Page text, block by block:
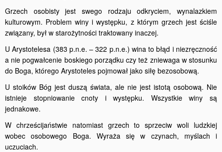
Grzech osobisty jest swego rodzaju odkryciem, wynalazkiem
kulturowym. Problem winy i występku, z którym grzech jest ściśle
związany, był w starożytności traktowany inaczej.
U Arystotelesa (383 p.n.e. – 322 p.n.e.) wina to błąd i niezręczność
a nie pogwałcenie boskiego porządku czy też zniewaga w stosunku
do Boga, którego Arystoteles pojmował jako siłę bezosobową.
U stoików Bóg jest duszą świata, ale nie jest istotą osobową. Nie
istnieje stopniowanie cnoty i występku. Wszystkie winy są
jednakowe.
W chrześcijaństwie natomiast grzech to sprzeciw woli ludzkiej
wobec osobowego Boga. Wyraża się w czynach, myślach i
uczuciach.